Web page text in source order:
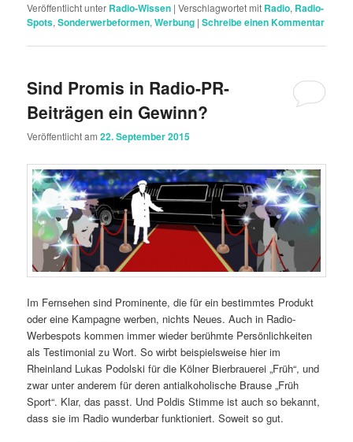
Veröffentlicht unter Radio-Wissen |Verschlagwortet mit Radio, Radio-
Spots,Sonderwerbeformen,Werbung |Schreibe einen Kommentar
Sind Promis in Radio-PR-
Beiträgen ein Gewinn?
Veröffentlicht am22. September 2015
Im Fernsehen sind Prominente, die für ein bestimmtes Produkt
oder eine Kampagne werben, nichts Neues. Auch in Radio-
Werbespots kommen immer wieder berühmte Persönlichkeiten
als Testimonial zu Wort. So wirbt beispielsweise hier im
Rheinland Lukas Podolski für die Kölner Bierbrauerei „Früh“, und
zwar unter anderem für deren antialkoholische Brause „Früh
Sport“. Klar, das passt. Und Poldis Stimme ist auch so bekannt,
dass sie im Radio wunderbar funktioniert. Soweit so gut.